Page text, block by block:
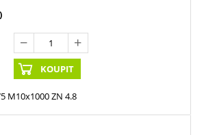
KOUPIT
M10x1000 ZN 4.8